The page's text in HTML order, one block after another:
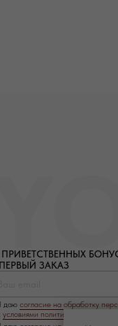
ПРИВЕТСТВЕННЫХ
ЗАКАЗ
даю согласие на обработку
условиями политики